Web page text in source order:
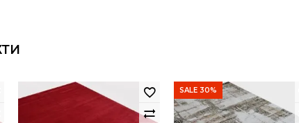
SALE 30%